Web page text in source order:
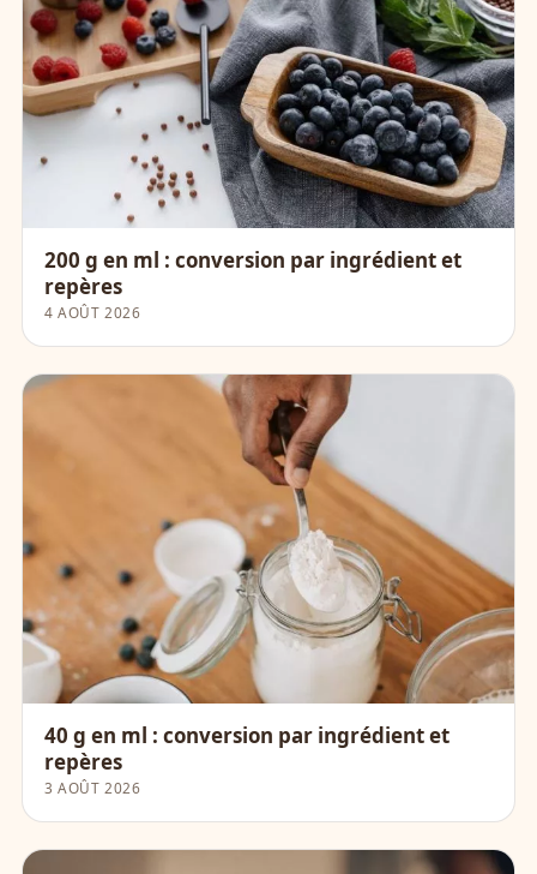
200 g en ml : conversion par ingrédient et
repères
4 AOÛT 2026
40 g en ml : conversion par ingrédient et
repères
3 AOÛT 2026